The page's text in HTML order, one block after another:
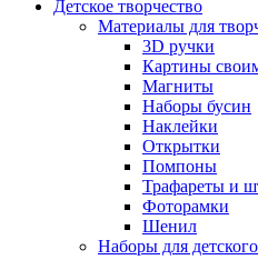
Детское творчество
Материалы для
3D ручки
Картины
Магниты
Наборы бусин
Наклейки
Открытки
Помпоны
Трафареты и
Фоторамки
Шенил
Наборы для